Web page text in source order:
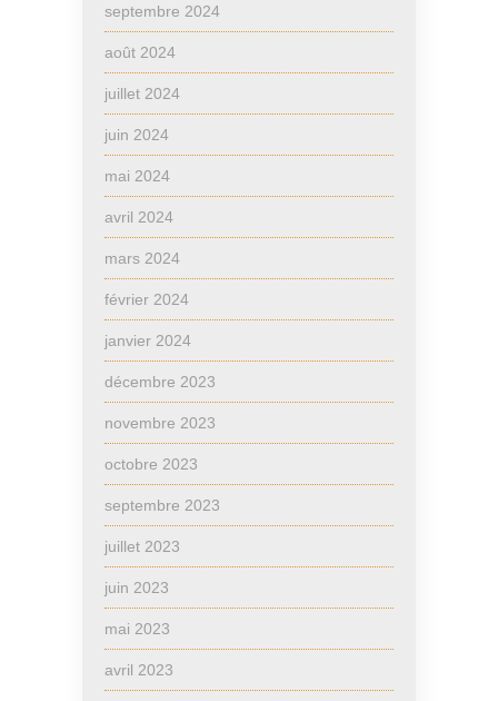
septembre 2024
août 2024
juillet 2024
juin 2024
mai 2024
avril 2024
mars 2024
février 2024
janvier 2024
décembre 2023
novembre 2023
octobre 2023
septembre 2023
juillet 2023
juin 2023
mai 2023
avril 2023